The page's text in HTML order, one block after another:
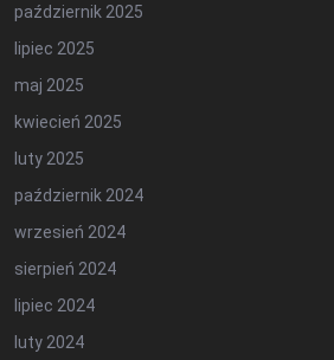
październik 2025
lipiec 2025
maj 2025
kwiecień 2025
luty 2025
październik 2024
wrzesień 2024
sierpień 2024
lipiec 2024
luty 2024